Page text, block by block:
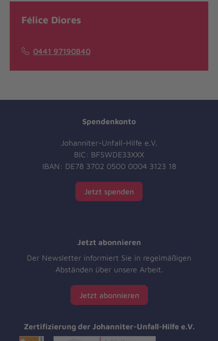
Félice Diores
0441 97190840
Spendenkonto
Johanniter-Unfall-Hilfe e.V.
BIC: BFSWDE33XXX
IBAN: DE78 3702 0500 0004 3123 18
Jetzt spenden
Jetzt abonnieren
Der Newsletter informiert Sie in regelmäßigen
Abständen über unsere Arbeit.
Jetzt abonnieren
Zertifizierung der Johanniter-Unfall-Hilfe e.V.